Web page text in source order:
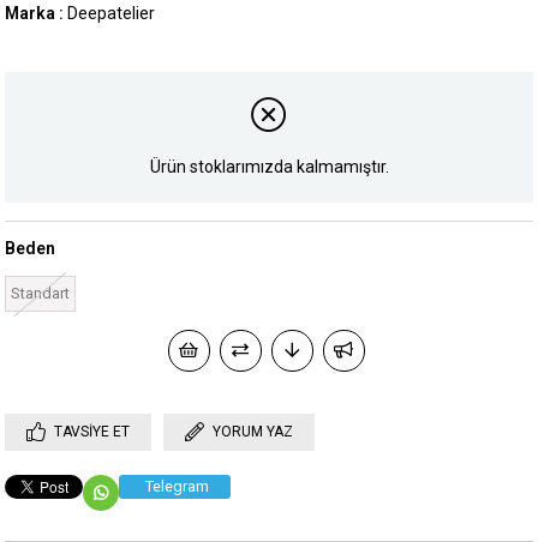
Marka : Deepatelier
Ürün stoklarımızda kalmamıştır.
Beden
Standart
TAVSIYE ET YORUM YAZ
Telegram